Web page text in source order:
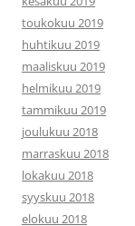
toukokuu 2019
huhtikuu 2019
maaliskuu 2019
helmikuu 2019
tammikuu 2019
joulukuu 2018
marraskuu 2018
lokakuu 2018
syyskuu 2018
elokuu 2018